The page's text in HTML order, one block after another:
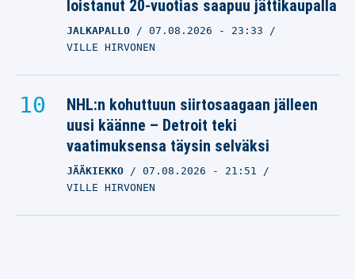
loistanut 20-vuotias saapuu jättikaupalla
JALKAPALLO 07.08.2026 - 23:33
VILLE HIRVONEN
NHL:n kohuttuun siirtosaagaan jälleen
uusi käänne – Detroit teki
vaatimuksensa täysin selväksi
JÄÄKIEKKO 07.08.2026 - 21:51
VILLE HIRVONEN